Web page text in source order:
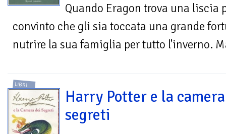
Quando Eragon trova una liscia
convinto che gli sia toccata una grande
nutrire la sua famiglia per tutto l'inverno.
LIBRI
Harry Potter e la
segreti